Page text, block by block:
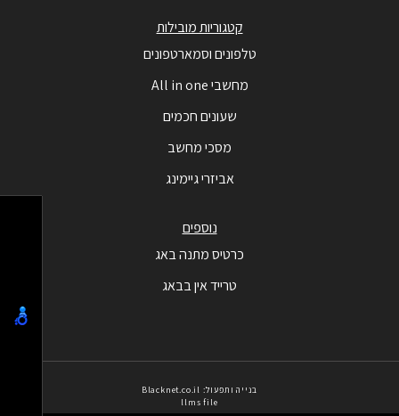
קטגוריות מובילות
טלפונים וסמארטפונים
מחשבי All in one
שעונים חכמים
מסכי מחשב
אביזרי גיימינג
נוספים
כרטיס מתנה באג
טרייד אין בבאג
בנייה ותפעול: Blacknet.co.il
llms file